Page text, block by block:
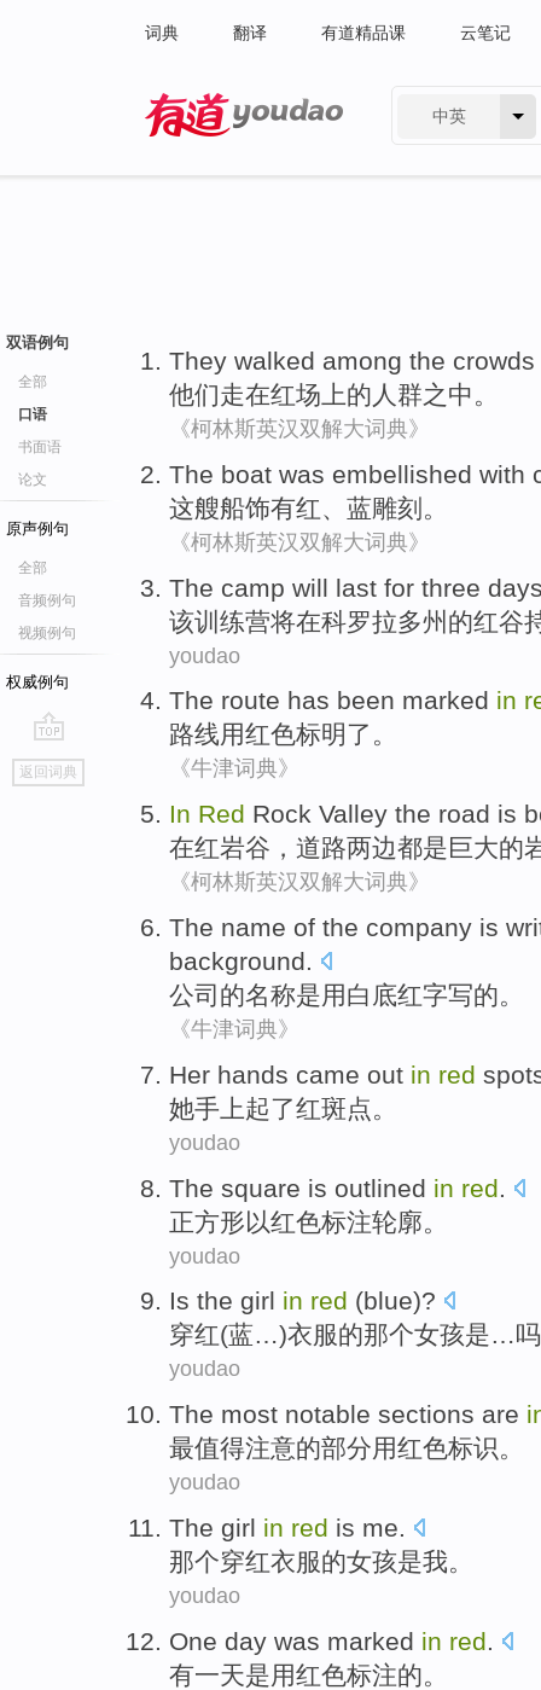
词典 翻译 有道精品课 云笔记
中英
双语例句
全部
口语
书面语
论文
原声例句
全部
音频例句
视频例句
权威例句
go
top
返回词典
They walked among the crowds
他们走在红场 上的 人群之中。
《柯林斯英汉双解大词典》
The boat was embellished with
这艘船饰有红、 蓝雕刻 。
《柯林斯英汉双解大词典》
The camp will last for three
该训练营将在科罗拉多州 的红谷
youdao
The route has been marked in
路线用红色标明了 。
《牛津词典》
In Red Rock Valley the road is
在红岩谷 ， 道路两边都是巨大的
《柯林斯英汉双解大词典》
The name of the company is
background.
公司 的名称是用白底红字写的。
《牛津词典》
Her hands came out in red
她手上起了红斑点。
youdao
The square is outlined in red
正方形 以红色标注轮廓。
youdao
Is the girl in red (blue)?
穿红(蓝…)衣服的那个女孩是…
youdao
The most notable sections are
最值得注意的部分用红色标识。
youdao
The girl in red is me.
那个穿红衣服的女孩是我。
youdao
One day was marked in red.
有一天是用红色标注的。